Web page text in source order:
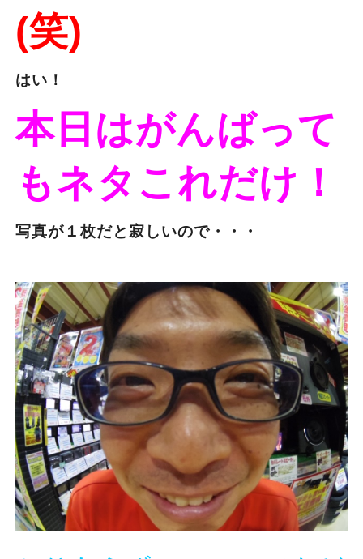
(笑)
はい！
本日はがんばって
もネタこれだけ！
写真が１枚だと寂しいので・・・